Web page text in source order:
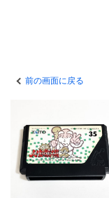
前の画面に戻る